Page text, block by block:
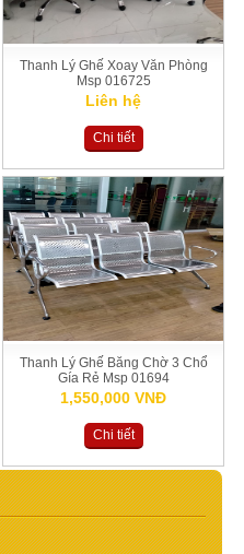
Thanh Lý Ghế Xoay Văn Phòng
Msp 016725
Liên hệ
Chi tiết
Thanh Lý Ghế Băng Chờ 3 Chổ
Gía Rẻ Msp 01694
1,550,000 VNĐ
Chi tiết